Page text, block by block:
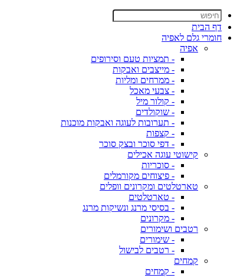
דף הבית
חומרי גלם לאפיה
אפיה
- תמציות טעם וסירופים
- מייצבים ואבקות
- ממרחים ומליות
- צבעי מאכל
- קולור מיל
- שוקולדים
- תערובות לעוגה ואבקות מוכנות
- קצפות
- דפי סוכר ובצק סוכר
קישוטי עוגה אכילים
- סוכריות
- פיצוחים מקורמלים
טארטלטים ומקרונים וופלים
- טארטלטים
- בסיסי מרנג ונשיקות מרנג
- מקרונים
רטבים ושימורים
- שימורים
- רטבים לבישול
קמחים
- קמחים